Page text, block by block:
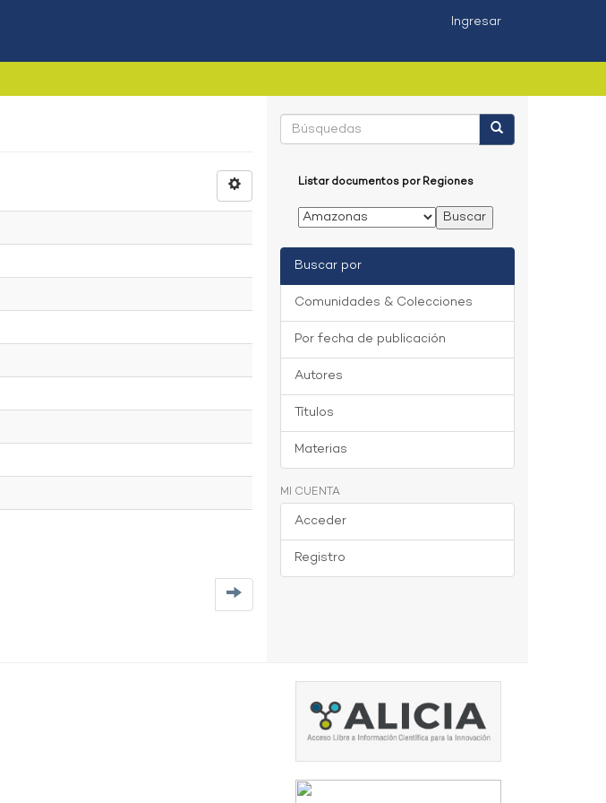
Ingresar
Listar documentos por Regiones
Buscar por
Comunidades & Colecciones
Por fecha de publicación
Autores
Títulos
Materias
MI CUENTA
Acceder
Registro